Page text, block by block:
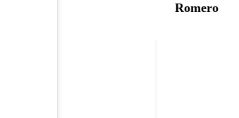
Romero